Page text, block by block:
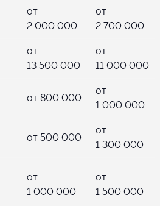
от
2 000 000
от
2 700 000
от
13 500 000
от
11 000 000
от 800 000
от
1 000 000
от 500 000
от
1 300 000
от
1 000 000
от
1 500 000